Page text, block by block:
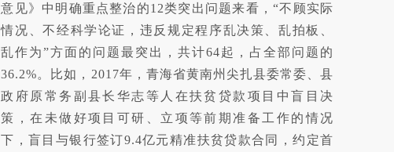
意见》中明确重点整治的12类突出问题来看，“不顾实际
情况、不经科学论证，违反规定程序乱决策、乱拍板、
乱作为”方面的问题最突出，共计64起，占全部问题的
36.2%。比如，2017年，青海省黄南州尖扎县委常委、县
政府原常务副县长华志等人在扶贫贷款项目中盲目决
策，在未做好项目可研、立项等前期准备工作的情况
下，盲目与银行签订9.4亿元精准扶贫贷款合同，约定首